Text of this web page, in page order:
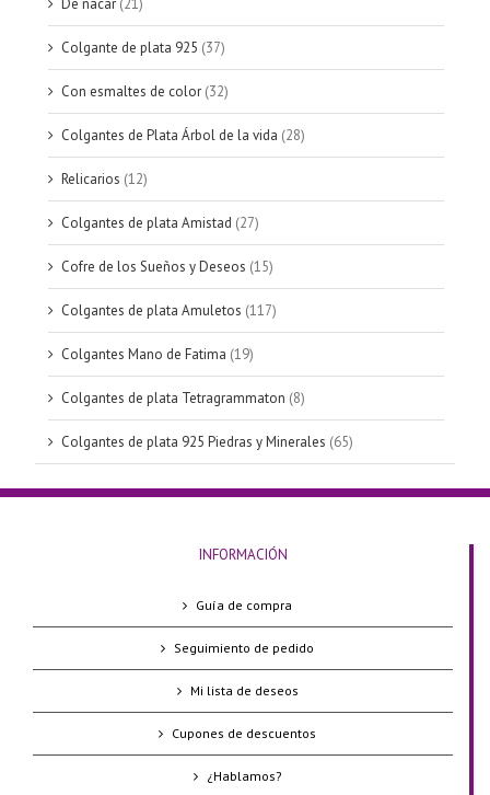
De nácar (21)
Colgante de plata 925 (37)
Con esmaltes de color (32)
Colgantes de Plata Árbol de la vida (28)
Relicarios (12)
Colgantes de plata Amistad (27)
Cofre de los Sueños y Deseos (15)
Colgantes de plata Amuletos (117)
Colgantes Mano de Fatima (19)
Colgantes de plata Tetragrammaton (8)
Colgantes de plata 925 Piedras y Minerales (65)
INFORMACIÓN
Guía de compra
Seguimiento de pedido
Mi lista de deseos
Cupones de descuentos
¿Hablamos?